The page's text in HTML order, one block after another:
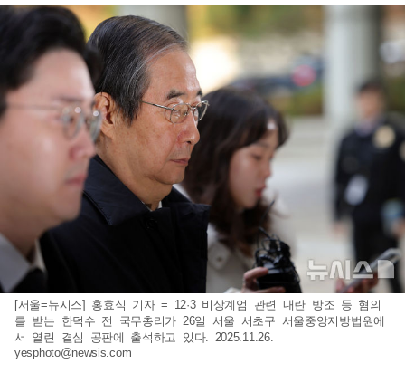
[서울=뉴시스] 홍효식 기자 = 12·3 비상계엄 관련 내란 방조 등 혐의
를 받는 한덕수 전 국무총리가 26일 서울 서초구 서울중앙지방법원에
서 열린 결심 공판에 출석하고 있다. 2025.11.26.
yesphoto@newsis.com